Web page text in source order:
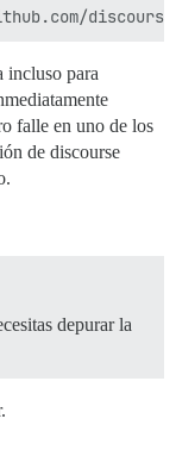
incluso para
falle en uno de los
de discourse
depurar la